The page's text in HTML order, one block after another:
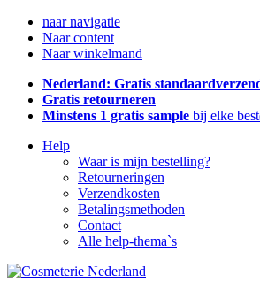
naar navigatie
Naar content
Naar winkelmand
Nederland: Gratis
Gratis retourneren
Minstens 1 gratis sample bij elke
Help
Waar is mijn bestelling?
Retourneringen
Verzendkosten
Betalingsmethoden
Contact
Alle help-thema`s